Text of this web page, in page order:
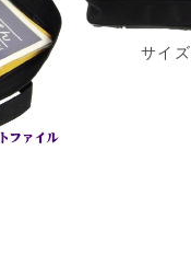
サイ